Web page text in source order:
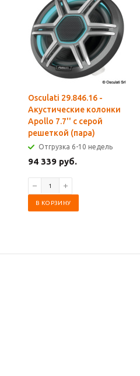
Osculati 29.846.16 -
Акустические колонки
Apollo 7.7'' с серой
решеткой (пара)
Отгрузка 6-10 недель
94 339 руб.
В КОРЗИНУ